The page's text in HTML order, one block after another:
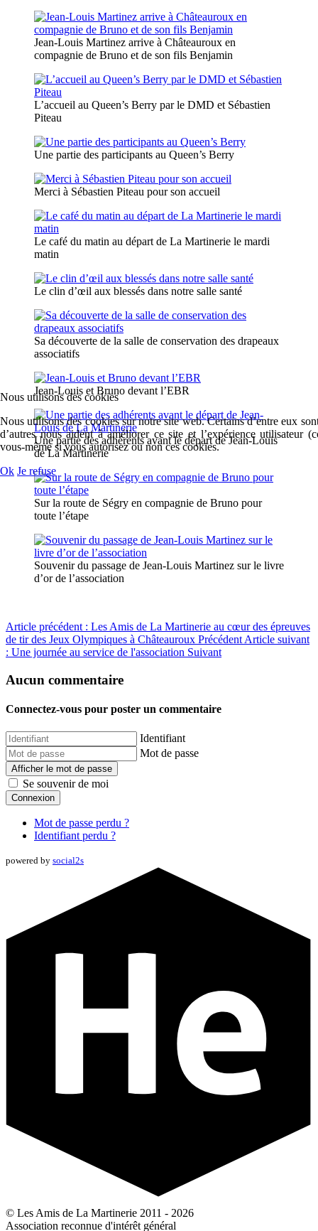
Jean-Louis Martinez arrive à Châteauroux en
compagnie de Bruno et de son fils Benjamin
L’accueil au Queen’s Berry par le DMD et Sébastien
Piteau
Une partie des participants au Queen’s Berry
Merci à Sébastien Piteau pour son accueil
Le café du matin au départ de La Martinerie le mardi
matin
Le clin d’œil aux blessés dans notre salle santé
Sa découverte de la salle de conservation des drapeaux
associatifs
Jean-Louis et Bruno devant l’EBR
Une partie des adhérents avant le départ de Jean-Louis
de La Martinerie
Sur la route de Ségry en compagnie de Bruno pour
toute l’étape
Souvenir du passage de Jean-Louis Martinez sur le livre
d’or de l’association
Article précédent : Les Amis de La Martinerie au cœur des épreuves
de tir des Jeux Olympiques à Châteauroux Précédent Article suivant
: Une journée au service de l'association Suivant
Aucun commentaire
Connectez-vous pour poster un commentaire
Identifiant
Mot de passe
Afficher le mot de passe
Se souvenir de moi
Connexion
Mot de passe perdu ?
Identifiant perdu ?
powered by social2s
© Les Amis de La Martinerie 2011 - 2026
Association reconnue d'intérêt général
Nous utilisons des cookies
Nous utilisons des cookies sur notre site web. Certains d’entre eux
d’autres nous aident à améliorer ce site et l’expérience utilisateur
vous-même si vous autorisez ou non ces cookies.
Ok Je refuse